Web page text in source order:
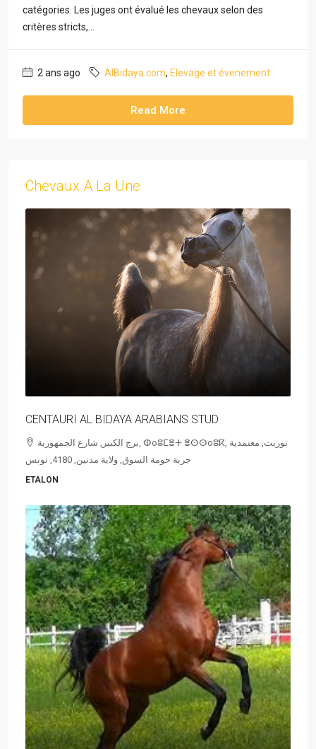
catégories. Les juges ont évalué les chevaux selon des
critères stricts,...
2 ans ago AlBidaya.com, Elevage et évenement
Read More
Chevaux A La Une
CENTAURI AL BIDAYA ARABIANS STUD
برج الكبير, شارع الجمهورية, ⵀoⵓⵎⴻⵜ ⴻⵙⵙoⵓⴽ, توريت, معتمدية
جربة حومة السوق, ولاية مدنين, 4180, تونس
ETALON